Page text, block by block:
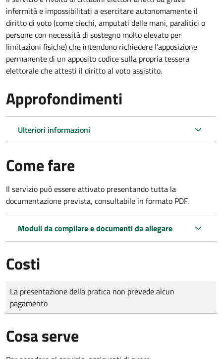
infermità e impossibilitati a esercitare autonomamente il
diritto di voto (come ciechi, amputati delle mani, paralitici o
persone con necessità di sostegno molto elevato per
limitazioni fisiche) che intendono richiedere l'apposizione
permanente di un apposito codice sulla propria tessera
elettorale che attesti il diritto al voto assistito.
Approfondimenti
Ulteriori informazioni
Come fare
Il servizio può essere attivato presentando tutta la
documentazione prevista, consultabile in formato PDF.
Moduli da compilare e documenti da allegare
Costi
Tipo di pagamento
Importo
La presentazione della pratica non prevede alcun
pagamento
Cosa serve